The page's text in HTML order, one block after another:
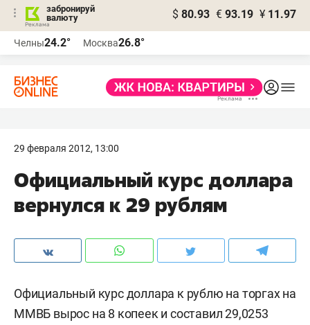
забронируй
валюту
$ 80.93 € 93.19 ¥ 11.97
Челны24.2° Москва26.8°
29 февраля 2012, 13:00
Официальный курс доллара
вернулся к 29 рублям
Официальный курс доллара к рублю на торгах на
ММВБ вырос на 8 копеек и составил 29,0253